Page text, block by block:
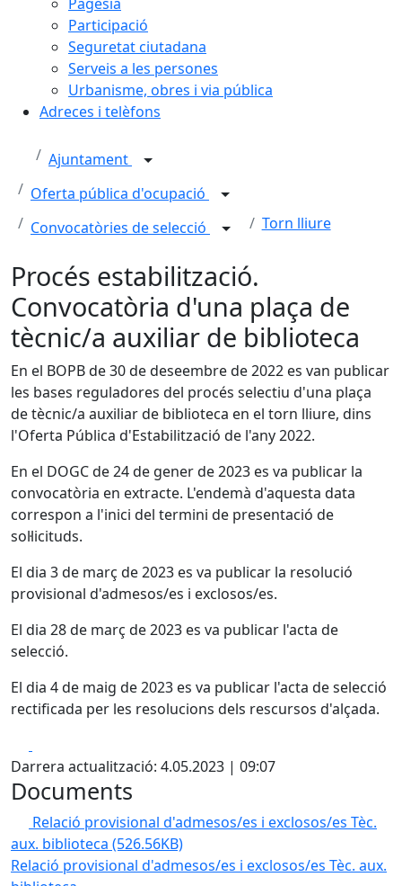
Participació
Seguretat ciutadana
Serveis a les persones
Urbanisme, obres i via pública
Adreces i telèfons
Ajuntament
Oferta pública d'ocupació
Convocatòries de selecció
Torn lliure
Procés estabilització.
Convocatòria d'una plaça de
tècnic/a auxiliar de biblioteca
En el BOPB de 30 de deseembre de 2022 es van publicar
les bases reguladores del procés selectiu d'una plaça
de tècnic/a auxiliar de biblioteca en el torn lliure, dins
l'Oferta Pública d'Estabilització de l'any 2022.
En el DOGC de 24 de gener de 2023 es va publicar la
convocatòria en extracte. L'endemà d'aquesta data
correspon a l'inici del termini de presentació de
sol·licituds.
El dia 3 de març de 2023 es va publicar la resolució
provisional d'admesos/es i exclosos/es.
El dia 28 de març de 2023 es va publicar l'acta de
selecció.
El dia 4 de maig de 2023 es va publicar l'acta de selecció
rectificada per les resolucions dels rescursos d'alçada.
Darrera actualització: 4.05.2023 | 09:07
Documents
Relació provisional d'admesos/es i exclosos/es Tèc.
aux. biblioteca (526.56KB)
Relació provisional d'admesos/es i exclosos/es Tèc. aux.